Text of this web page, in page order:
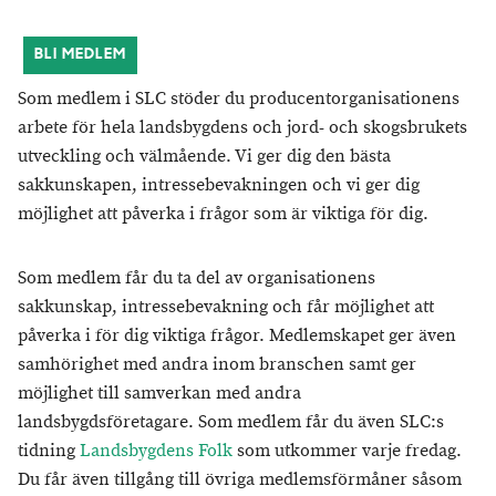
BLI MEDLEM
Som medlem i SLC stöder du producentorganisationens
arbete för hela landsbygdens och jord- och skogsbrukets
utveckling och välmående. Vi ger dig den bästa
sakkunskapen, intressebevakningen och vi ger dig
möjlighet att påverka i frågor som är viktiga för dig.
Som medlem får du ta del av organisationens
sakkunskap, intressebevakning och får möjlighet att
påverka i för dig viktiga frågor. Medlemskapet ger även
samhörighet med andra inom branschen samt ger
möjlighet till samverkan med andra
landsbygdsföretagare. Som medlem får du även SLC:s
tidningLandsbygdens Folksom utkommer varje fredag.
Du får även tillgång till övriga medlemsförmåner såsom